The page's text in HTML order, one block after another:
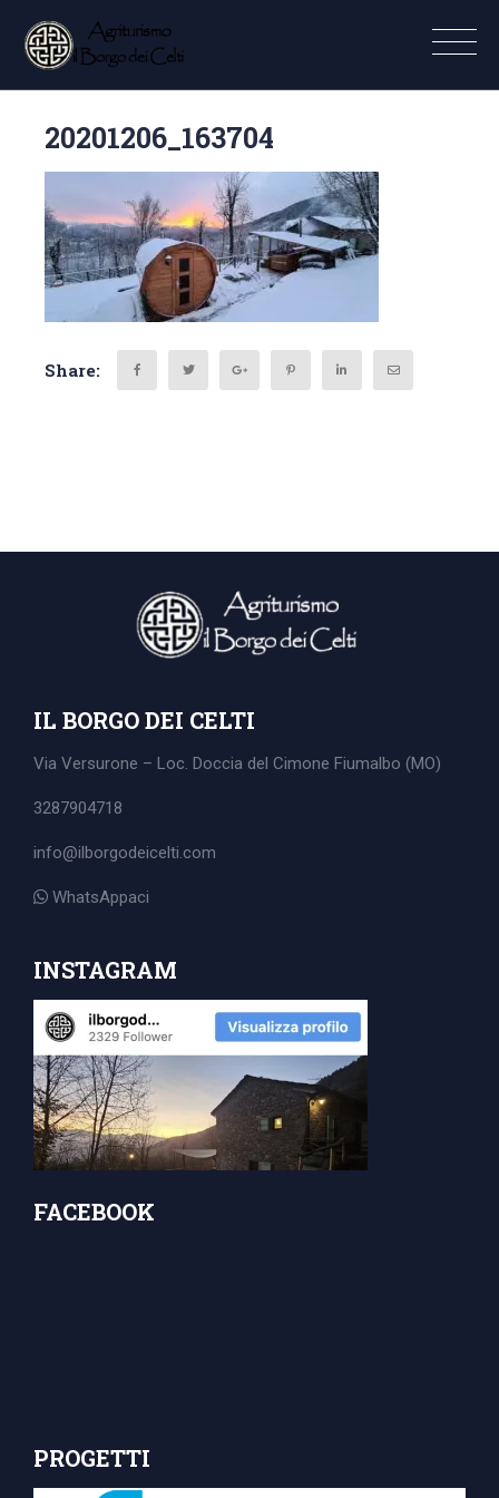
20201206_163704
Share:
IL BORGO DEI CELTI
Via Versurone – Loc. Doccia del Cimone Fiumalbo (MO)
3287904718
info@ilborgodeicelti.com
WhatsAppaci
INSTAGRAM
FACEBOOK
PROGETTI
Search